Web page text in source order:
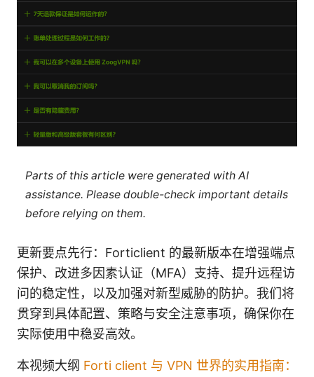
Parts of this article were generated with AI
assistance. Please double-check important details
before relying on them.
更新要点先行：Forticlient 的最新版本在增强端点
保护、改进多因素认证（MFA）支持、提升远程访
问的稳定性，以及加强对新型威胁的防护。我们将
贯穿到具体配置、策略与安全注意事项，确保你在
实际使用中稳妥高效。
本视频大纲 Forti client 与 VPN 世界的实用指南：